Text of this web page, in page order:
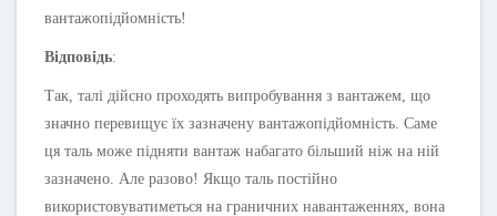
вантажопідйомність!
Відповідь:
Так, талі дійсно проходять випробування з вантажем, що
значно перевищує їх зазначену вантажопідйомність. Саме
ця таль може підняти вантаж набагато більший ніж на ній
зазначено. Але разово! Якщо таль постійно
використовуватиметься на граничних навантаженнях, вона